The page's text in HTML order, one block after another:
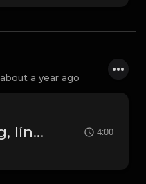
about a year ago
Kiên trung, lính đảo Sinh Tồn 4:00